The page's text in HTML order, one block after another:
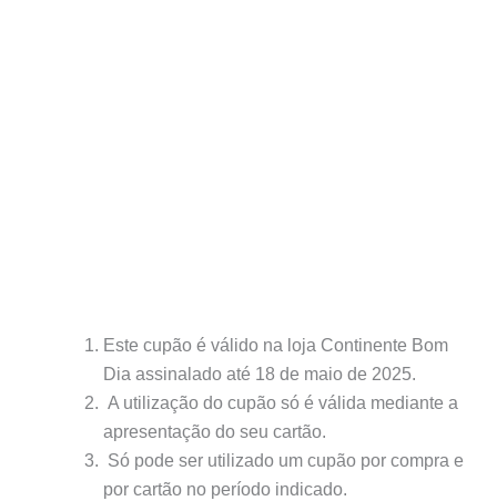
Este cupão é válido na loja Continente Bom
Dia assinalado até 18 de maio de 2025.
A utilização do cupão só é válida mediante a
apresentação do seu cartão.
Só pode ser utilizado um cupão por compra e
por cartão no período indicado.